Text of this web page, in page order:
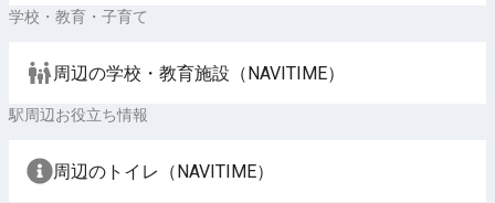
学校・教育・子育て
周辺の学校・教育施設（NAVITIME）
駅周辺お役立ち情報
周辺のトイレ（NAVITIME）